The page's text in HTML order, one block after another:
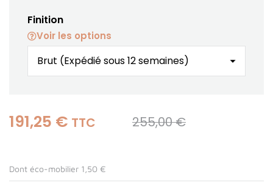
Finition
Voir les options
191,25 € TTC 255,00 €
Dont éco-mobilier 1,50 €